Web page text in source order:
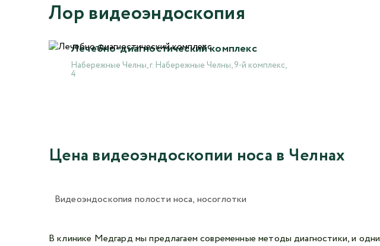
Лор видеоэндоскопия
Лечебно-диагностический комплекс
Набережные Челны, г. Набережные Челны, 9-й комплекс,
4
Цена видеоэндоскопии носа в Челнах
Видеоэндоскопия полости носа, носоглотки
В клинике Медгард мы предлагаем современные методы диагностики, и